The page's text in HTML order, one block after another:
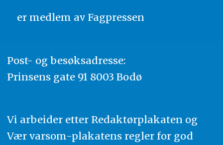
er medlem av Fagpressen
Post- og besøksadresse:
Prinsens gate 91 8003 Bodø
Vi arbeider etter Redaktørplakaten og
Vær varsom-plakatens regler for god